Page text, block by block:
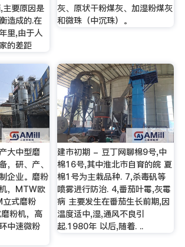
主要原因是
造成的.在
里,由于人
的差距
灰、原状干粉煤灰、加湿粉煤灰
和微珠（中沉珠）。
大中型磨
，研、产、
企业。磨粉
，MTW欧
立式磨粉
粉机，高
中速微粉
建市初期 - 豆丁网聊棉9号,中
棉16号,其中淮北市自育的皖 夏
棉1号为主栽品种. 7,杀毒矾等
喷雾进行防治. 4,番茄叶霉,灰霉
病 主要发生在番茄生长前期,因
温度适中,湿,通风不良引
起.1980年 以后,随着. ..